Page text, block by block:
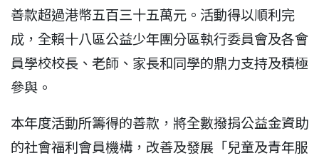
善款超過港幣五百三十五萬元。活動得以順利完
成，全賴十八區公益少年團分區執行委員會及各會
員學校校長、老師、家長和同學的鼎力支持及積極
參與。
本年度活動所籌得的善款，將全數撥捐公益金資助
的社會福利會員機構，改善及發展「兒童及青年服